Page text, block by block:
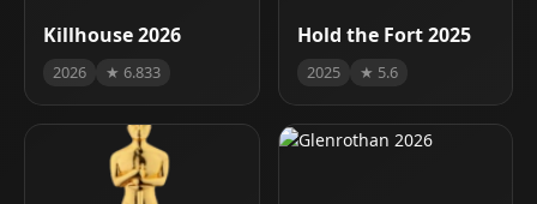
Killhouse 2026
2026 ★ 6.833
Hold the Fort 2025
2025 ★ 5.6